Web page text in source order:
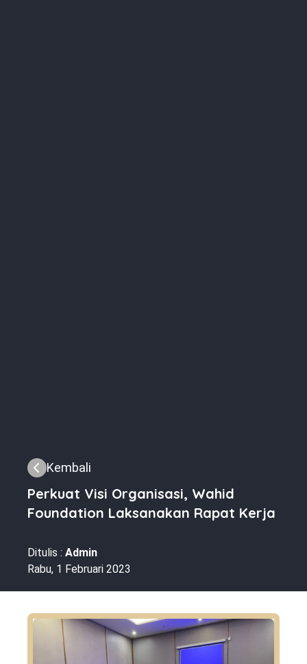
Kembali
Perkuat Visi Organisasi, Wahid
Foundation Laksanakan Rapat Kerja
Ditulis : Admin
Rabu, 1 Februari 2023